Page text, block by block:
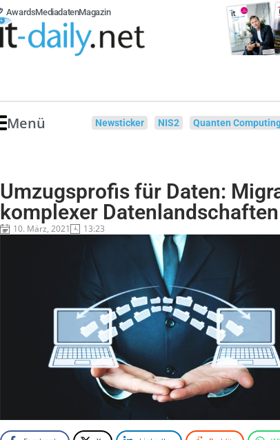
AwardsMediadatenMagazin
Menü Newsticker NIS2 Quanten
Umzugsprofis für Daten:
komplexer Datenlandschaften
10. März, 2021 13:23